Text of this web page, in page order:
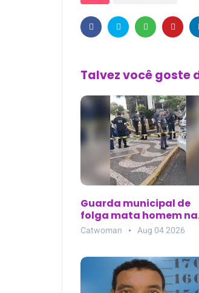
Talvez você goste
Guarda municipal de
folga mata homem na
Praça Rui Barbosa em
Araçatuba (SP)
Catwoman Aug 04 2026